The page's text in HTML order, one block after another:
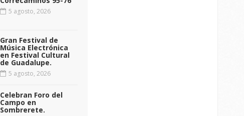
5 agosto, 2026
Gran Festival de
Música Electrónica
en Festival Cultural
de Guadalupe.
5 agosto, 2026
Celebran Foro del
Campo en
Sombrerete.